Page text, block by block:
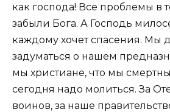
как господа! Все проблемы в
забыли Бога. А Господь
каждому хочет спасения. Мы
задуматься о нашем
мы христиане, что мы
сегодня надо молиться. За
воинов, за наше